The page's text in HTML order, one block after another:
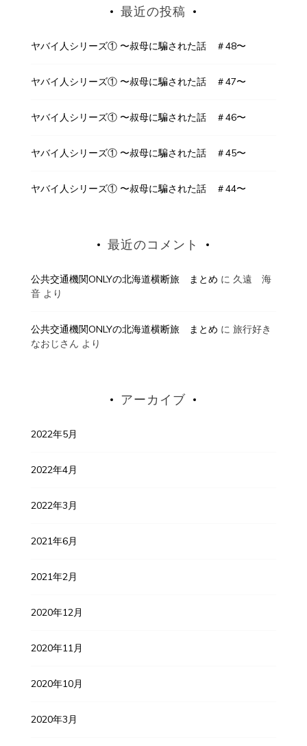
最近の投稿
ヤバイ人シリーズ① 〜叔母に騙された話 ＃48〜
ヤバイ人シリーズ① 〜叔母に騙された話 ＃47〜
ヤバイ人シリーズ① 〜叔母に騙された話 ＃46〜
ヤバイ人シリーズ① 〜叔母に騙された話 ＃45〜
ヤバイ人シリーズ① 〜叔母に騙された話 ＃44〜
最近のコメント
公共交通機関ONLYの北海道横断旅 まとめ に 久遠 海
音より
公共交通機関ONLYの北海道横断旅 まとめ に 旅行好き
なおじさん より
アーカイブ
2022年5月
2022年4月
2022年3月
2021年6月
2021年2月
2020年12月
2020年11月
2020年10月
2020年3月